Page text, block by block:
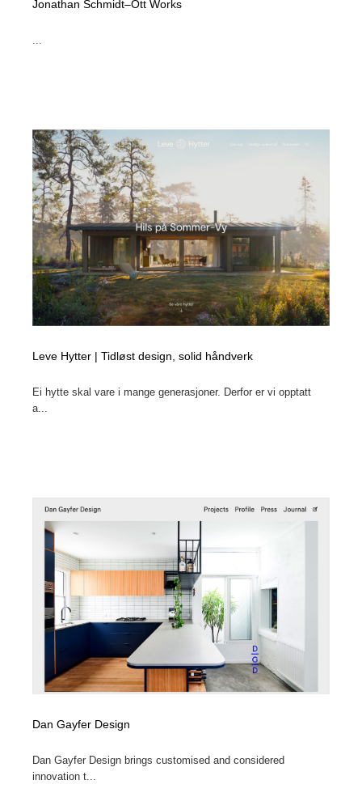
Jonathan Schmidt–Ott Works
Leve Hytter | Tidløst design, solid håndverk
Ei hytte skal vare i mange generasjoner. Derfor er vi opptatt
a...
Dan Gayfer Design
Dan Gayfer Design brings customised and considered
innovation t...